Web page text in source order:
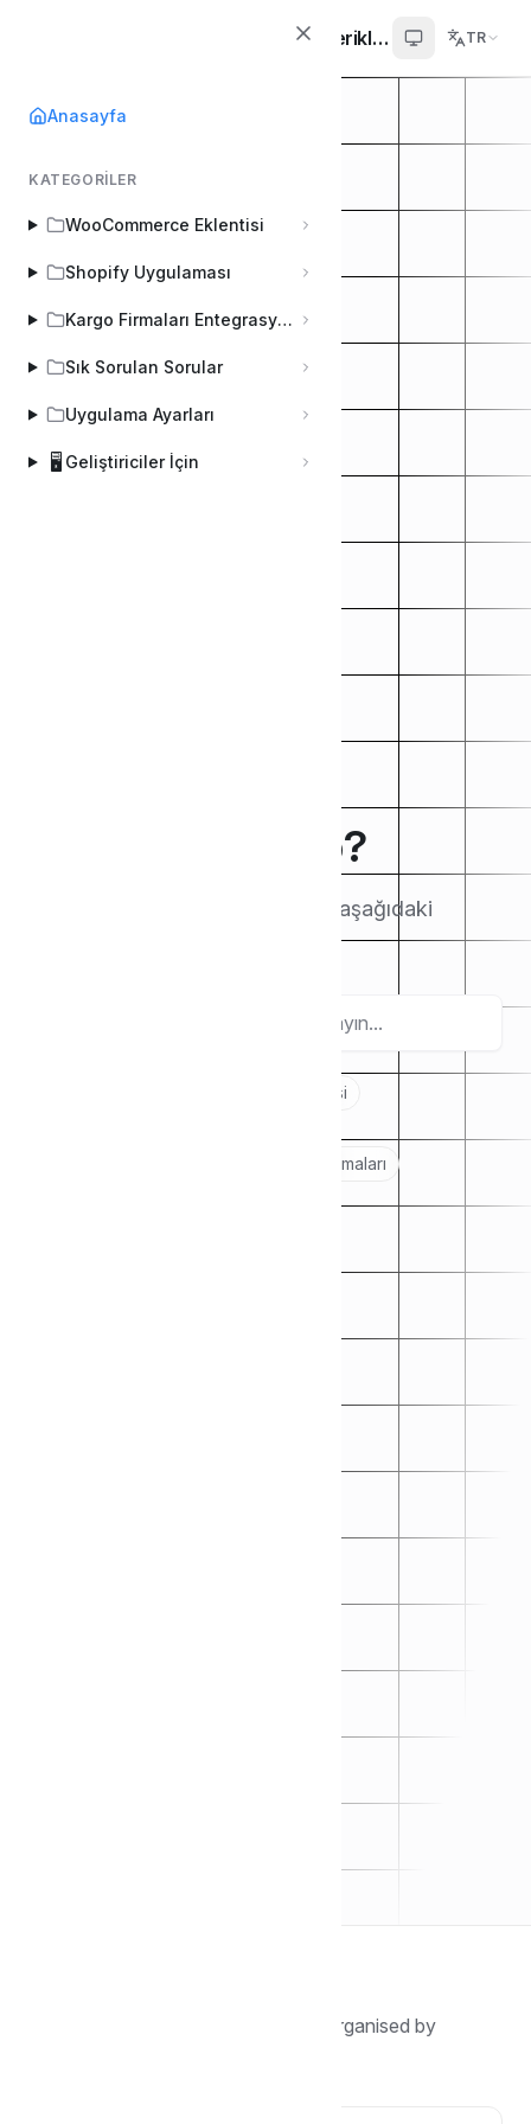
Kargo Entegratör Yardım İçerikleri TR
Anasayfa
KATEGORILER
WooCommerce Eklentisi
Shopify Uygulaması
Kargo Firmaları Entegrasyon Yapılandırmaları
Sık Sorulan Sorular
Uygulama Ayarları
🖥️ Geliştiriciler İçin
How can we help?
Makaleleri buradan arayın veya aşağıdaki
WooCommerce Eklentisi
Kargo Firmaları Entegrasyon Yapılandırmaları
Find guides, tutorials, and answers organised by